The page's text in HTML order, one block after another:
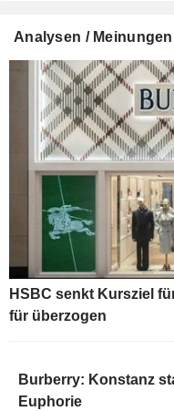
Analysen / Meinungen
HSBC senkt Kursziel
für überzogen
Burberry: Konstanz
Euphorie